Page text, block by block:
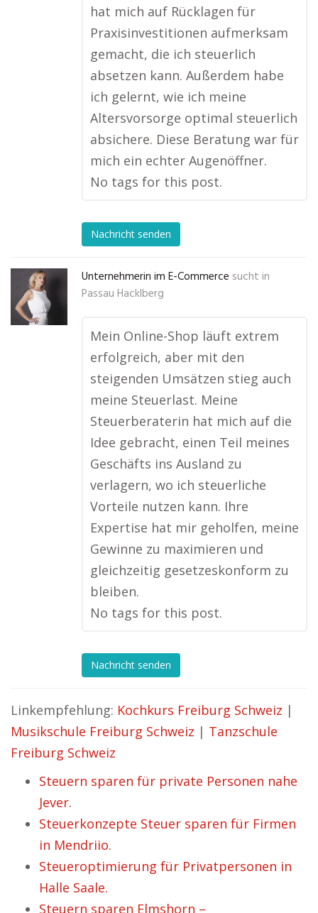
hat mich auf Rücklagen für
Praxisinvestitionen aufmerksam
gemacht, die ich steuerlich
absetzen kann. Außerdem habe
ich gelernt, wie ich meine
Altersvorsorge optimal steuerlich
absichere. Diese Beratung war für
mich ein echter Augenöffner.
No tags for this post.
Nachricht senden
Unternehmerin im E-Commerce sucht in
Passau Hacklberg
Mein Online-Shop läuft extrem
erfolgreich, aber mit den
steigenden Umsätzen stieg auch
meine Steuerlast. Meine
Steuerberaterin hat mich auf die
Idee gebracht, einen Teil meines
Geschäfts ins Ausland zu
verlagern, wo ich steuerliche
Vorteile nutzen kann. Ihre
Expertise hat mir geholfen, meine
Gewinne zu maximieren und
gleichzeitig gesetzeskonform zu
bleiben.
No tags for this post.
Nachricht senden
Linkempfehlung: Kochkurs Freiburg Schweiz |
Musikschule Freiburg Schweiz | Tanzschule
Freiburg Schweiz
Steuern sparen für private Personen nahe
Jever.
Steuerkonzepte Steuer sparen für Firmen
in Mendriio.
Steueroptimierung für Privatpersonen in
Halle Saale.
Steuern sparen Elmshorn –